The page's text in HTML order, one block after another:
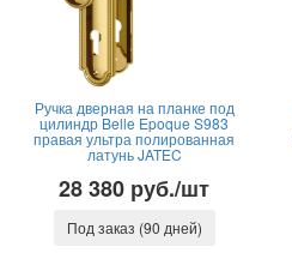
Ручка дверная на планке под
цилиндр Belle Epoque S983
правая ультра полированная
латунь JATEC
28 380 руб./шт
Под заказ (90 дней)